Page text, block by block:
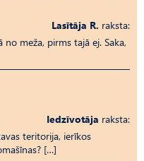
Lasītāja R. raksta:
meža, pirms tajā ej. Saka,
Iedzīvotāja raksta:
teritorija, ierīkos
[…]